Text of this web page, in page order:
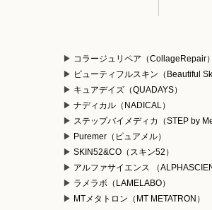
コラージュリペア（CollageRepair）
ビューティフルスキン（Beautiful
キュアデイズ（QUADAYS）
ナディカル（NADICAL）
ステップバイメディカ（STEP by
Puremer（ピュアメル）
SKIN52&CO（スキン52）
アルファサイエンス （
ラメラボ（LAMELABO）
MTメタトロン（MT METATRON）